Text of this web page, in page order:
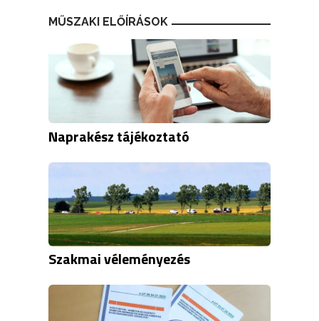
MŰSZAKI ELŐÍRÁSOK
Naprakész tájékoztató
Szakmai véleményezés